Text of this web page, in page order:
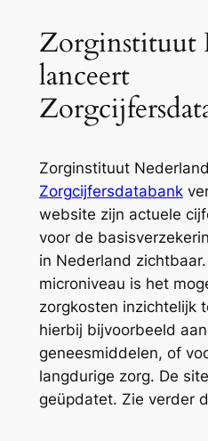
Zorginstituut
lanceert
Zorginstituut
Zorgcijfersdatabank
website zijn actuele
voor de
in Nederland
microniveau is het
zorgkosten inzichtelijk
hierbij bijvoorbeeld
geneesmiddelen, of
langdurige zorg. De
geüpdatet. Zie verder